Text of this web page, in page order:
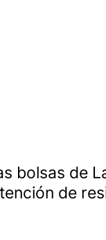
bolsas de
de